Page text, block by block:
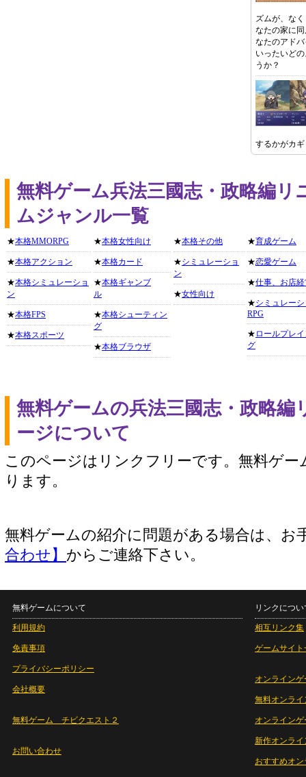
ズムが、な
なたの家に
なたのアド
いったいど
うか？
するかがカギ
無料ゲーム兵法三國志・政略編リ
ムジャンル一覧
★本格MMORPG
★本格アクション
★本格シミュレーショ
ン
★本格FPS
★本格スポーツ
★本格女性向け
★本格カード
★本格ギャンブ
ル
★本格シューティン
グ
★本格ブラウザ
★本格その他
★シミュレーショ
ン
★女性向け
★育成ゲーム
★恋愛ゲーム
★仕事、お店
★シミュレー
RPG
★ ロールプレ
グ
無料ゲームの兵法三國志・政略編
ージについて
このページはリンクフリーです。無料ゲー
ります。
無料ゲームの紹介に問題がある場合は、お
合わせ】 からご連絡下さい。
無料ゲームについて
利用規約
免責事項
プライバシーポリシー
会社概要
無料ゲーム チビクエスト２
お問い合わせ
リンクについ
相互リンク集
ゲームサイト
オンラインゲ
無料オンライ
オンライン
新作オンライ
おすすめオ